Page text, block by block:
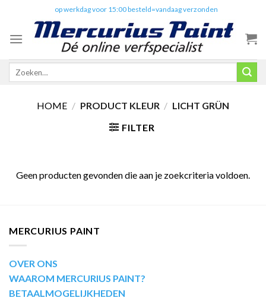
content
op werkdag voor 15:00 besteld=vandaag verzonden
Zoeken
HOME / PRODUCT KLEUR / LICHT GRÜN
FILTER
Geen producten gevonden die aan je zoekcriteria voldoen.
MERCURIUS PAINT
OVER ONS
WAAROM MERCURIUS PAINT?
BETAALMOGELIJKHEDEN